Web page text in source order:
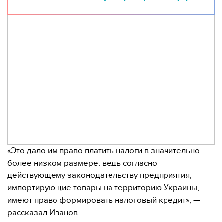
«Это дало им право платить налоги в значительно
более низком размере, ведь согласно
действующему законодательству предприятия,
импортирующие товары на территорию Украины,
имеют право формировать налоговый кредит», —
рассказал Иванов.